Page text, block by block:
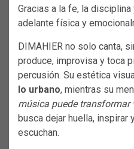
Gracias a la fe, la
adelante física y
DIMAHIER no solo canta,
produce, improvisa y toca
percusión. Su estética
lo urbano, mientras su
música puede transformar
busca dejar huella, inspirar
escuchan.